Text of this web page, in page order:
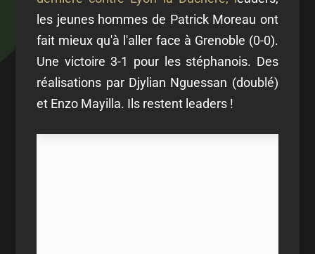
les jeunes hommes de Patrick Moreau ont
fait mieux qu'à l'aller face à Grenoble (0-0).
Une victoire 3-1 pour les stéphanois. Des
réalisations par Djylian Nguessan (doublé)
et Enzo Mayilla. Ils restent leaders !